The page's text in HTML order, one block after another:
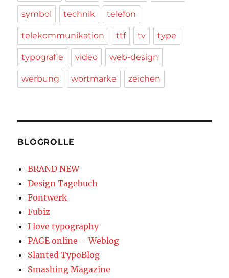
symbol technik telefon
telekommunikation ttf tv type
typografie video web-design
werbung wortmarke zeichen
BLOGROLLE
BRAND NEW
Design Tagebuch
Fontwerk
Fubiz
I love typography
PAGE online – Weblog
Slanted TypoBlog
Smashing Magazine